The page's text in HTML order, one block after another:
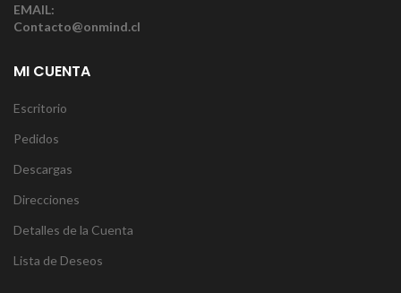
EMAIL:
Contacto@onmind.cl
MI CUENTA
Escritorio
Pedidos
Descargas
Direcciones
Detalles de la Cuenta
Lista de Deseos